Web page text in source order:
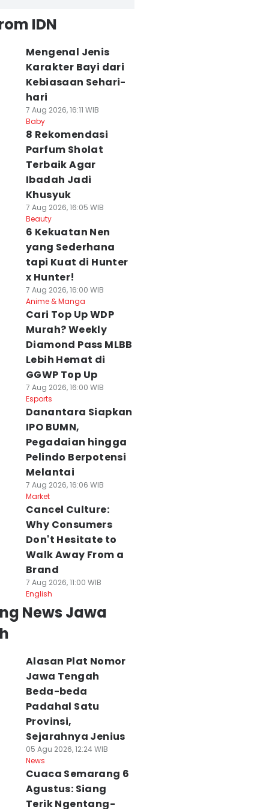
IDN
Mengenal Jenis
Karakter Bayi dari
Kebiasaan Sehari-
hari
7 Aug 2026, 16:11 WIB
Baby
8 Rekomendasi
Parfum Sholat
Terbaik Agar
Ibadah Jadi
Khusyuk
7 Aug 2026, 16:05 WIB
Beauty
6 Kekuatan Nen
yang Sederhana
tapi Kuat di Hunter
x Hunter!
7 Aug 2026, 16:00 WIB
Anime & Manga
Cari Top Up WDP
Murah? Weekly
Diamond Pass MLBB
Lebih Hemat di
GGWP Top Up
7 Aug 2026, 16:00 WIB
Esports
Danantara Siapkan
IPO BUMN,
Pegadaian hingga
Pelindo Berpotensi
Melantai
7 Aug 2026, 16:06 WIB
Market
Cancel Culture:
Why Consumers
Don't Hesitate to
Walk Away From a
Brand
7 Aug 2026, 11:00 WIB
English
News Jawa
Alasan Plat Nomor
Jawa Tengah
Beda-beda
Padahal Satu
Provinsi,
Sejarahnya Jenius
05 Agu 2026, 12:24 WIB
News
Cuaca Semarang 6
Agustus: Siang
Terik Ngentang-